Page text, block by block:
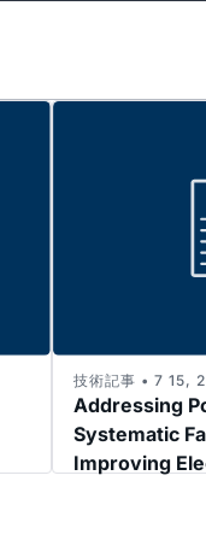
Addressing
Systematic
Improving
技術記事 • 7 15,